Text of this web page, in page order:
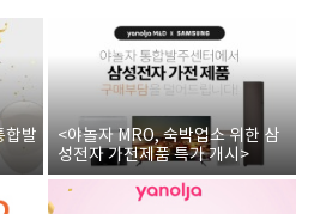
합발
<야놀자 MRO, 숙박업소 위한 삼
성전자 가전제품 특가 개시>